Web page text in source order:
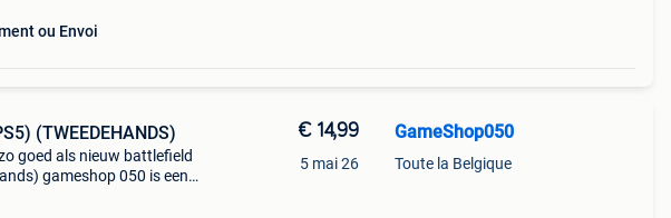
ou Envoi
(TWEEDEHANDS)
goed als nieuw battlefield
gameshop 050 is een
€ 14,99
5 mai 26
GameShop050
Toute la Belgique